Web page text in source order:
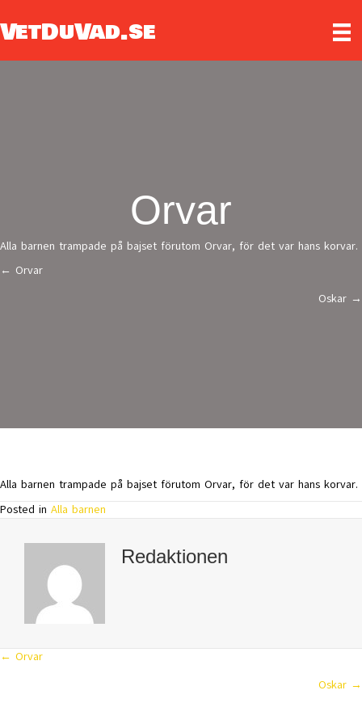
VetDuVad.se
Orvar
Alla barnen trampade på bajset förutom Orvar, för det var hans korvar.
Posts
← Orvar
Oskar →
Alla barnen trampade på bajset förutom Orvar, för det var hans korvar.
Posted in Alla barnen
Redaktionen
Posts
← Orvar
Oskar →